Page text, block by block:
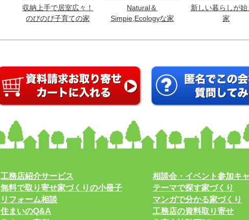
収納上手で居室広々！
のびのび子育ての家
Natural＆
Simpie,Ecologyな家
新しい暮らしが始
家
工務店紹介サービス
無料で取り寄せ家づくりの小冊子
リフォーム相談
住まいのQ&A
相談会・イベント参加キ
テーマで探す家づくり
マンガで分かる家づくり
工務店の資料取り寄せ